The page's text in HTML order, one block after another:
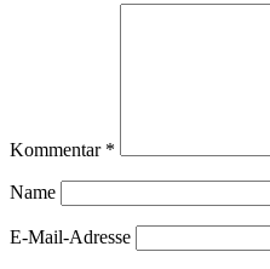
Kommentar *
Name
E-Mail-Adresse